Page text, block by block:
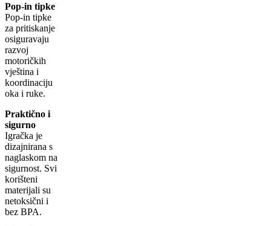
Pop-in tipke
Pop-in tipke
za pritiskanje
osiguravaju
razvoj
motoričkih
vještina i
koordinaciju
oka i ruke.
Praktično i
sigurno
Igračka je
dizajnirana s
naglaskom na
sigurnost. Svi
korišteni
materijali su
netoksični i
bez BPA.